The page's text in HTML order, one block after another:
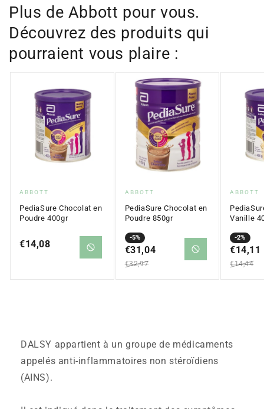
comprimés
enrobés
comprimés
enrobés
Plus de Abbott pour vous.
Découvrez des produits qui
pourraient vous plaire :
Fournisseur
:
ABBOTT
PediaSure Chocolat en
Poudre 400gr
Prix
€14,08
Fournisseur
:
ABBOTT
PediaSure Chocolat en
Poudre 850gr
-5%
Prix
en
€31,04
Prix
régulier
€32,97
:
ABBOTT
Vanille
-2%
Prix
en
€14,11
Prix
régulier
€14,44
DALSY appartient à un groupe de médicaments
appelés anti-inflammatoires non stéroïdiens
(AINS).